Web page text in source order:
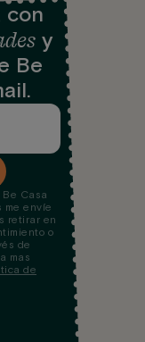
con
y
Be
Casa
me envíe
retirar en
o
de
mas
de